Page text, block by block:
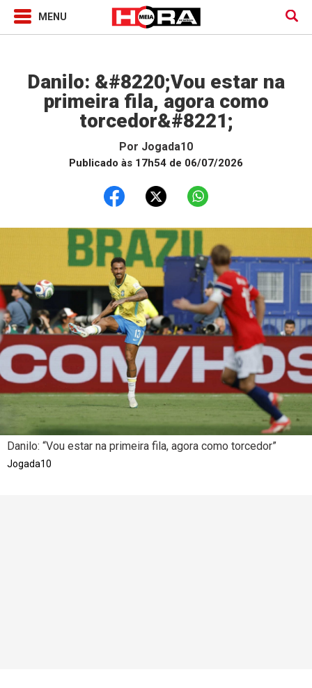
Danilo: &#8220;Vou estar na
primeira fila, agora como
torcedor&#8221;
Por Jogada10
Publicado às 17h54 de 06/07/2026
Danilo: “Vou estar na primeira fila, agora como torcedor”
Jogada10